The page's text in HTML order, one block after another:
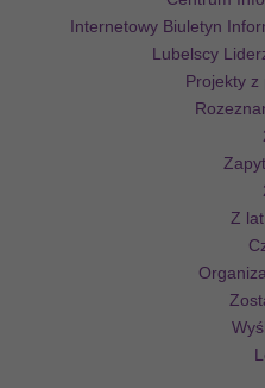
Internetowy Biuletyn
Lubelscy
Projekty z
Z